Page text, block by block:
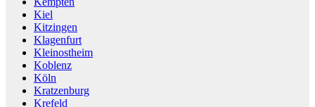
Kiel
Kitzingen
Klagenfurt
Kleinostheim
Koblenz
Köln
Kratzenburg
Krefeld